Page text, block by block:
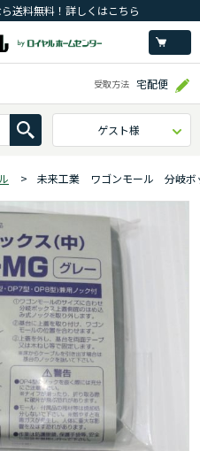
送料無料！詳しくはこちら
受取方法 宅配便
ゲスト様
> 未来工業 ワゴンモール 分岐